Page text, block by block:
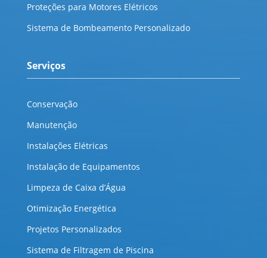
Proteções para Motores Elétricos
Sistema de Bombeamento Personalizado
Serviços
Conservação
Manutenção
Instalações Elétricas
Instalação de Equipamentos
Limpeza de Caixa d’Água
Otimização Energética
Projetos Personalizados
Sistema de Filtragem de Piscina